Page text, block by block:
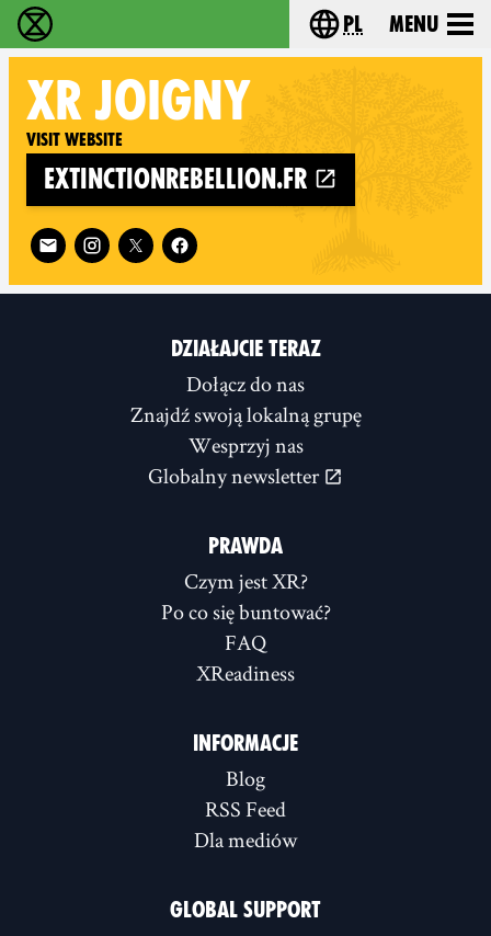
Extinction Rebellion - Home Choose your
pl Menu
XR JOIGNY
Visit website
extinctionrebellion.fr
Follow XR Joigny on
DZIAŁAJCIE TERAZ
Dołącz do nas
Znajdź swoją lokalną grupę
Wesprzyj nas
Globalny newsletter
PRAWDA
Czym jest XR?
Po co się buntować?
FAQ
XReadiness
INFORMACJE
Blog
RSS Feed
Dla mediów
GLOBAL SUPPORT